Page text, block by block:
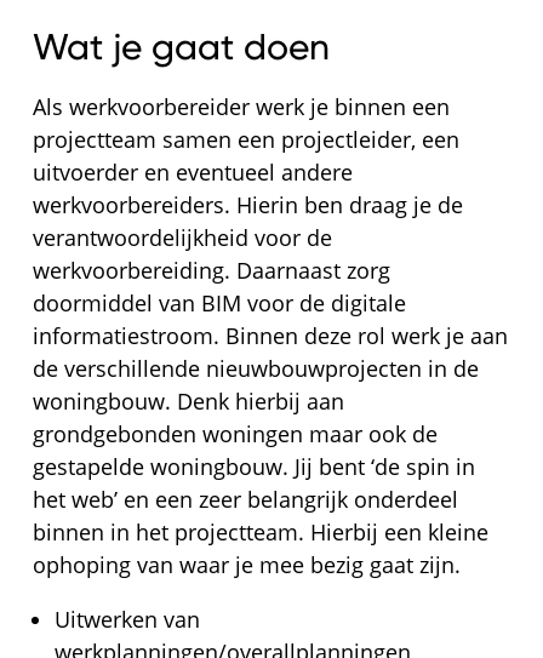
Wat je gaat doen
Als werkvoorbereider werk je binnen een
projectteam samen een projectleider, een
uitvoerder en eventueel andere
werkvoorbereiders. Hierin ben draag je de
verantwoordelijkheid voor de
werkvoorbereiding. Daarnaast zorg
doormiddel van BIM voor de digitale
informatiestroom. Binnen deze rol werk je aan
de verschillende nieuwbouwprojecten in de
woningbouw. Denk hierbij aan
grondgebonden woningen maar ook de
gestapelde woningbouw. Jij bent ‘de spin in
het web’ en een zeer belangrijk onderdeel
binnen in het projectteam. Hierbij een kleine
ophoping van waar je mee bezig gaat zijn.
Uitwerken van
werkplanningen/overallplanningen